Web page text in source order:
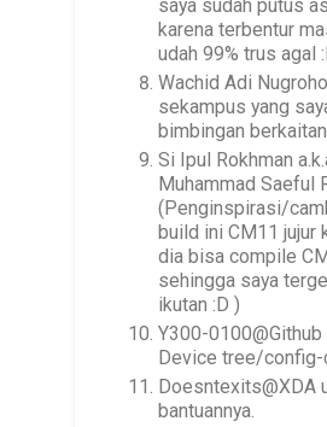
saya sudah putus
karena terbentur
udah 99% trus agal
Wachid Adi
sekampus yang
bimbingan
Si Ipul Rokhman
Muhammad Saeful
(Penginspirasi/
build ini CM11 jujur
dia bisa compile
sehingga saya
ikutan :D )
Y300-
Device tree/config-
Doesntexits@XDA
bantuannya.